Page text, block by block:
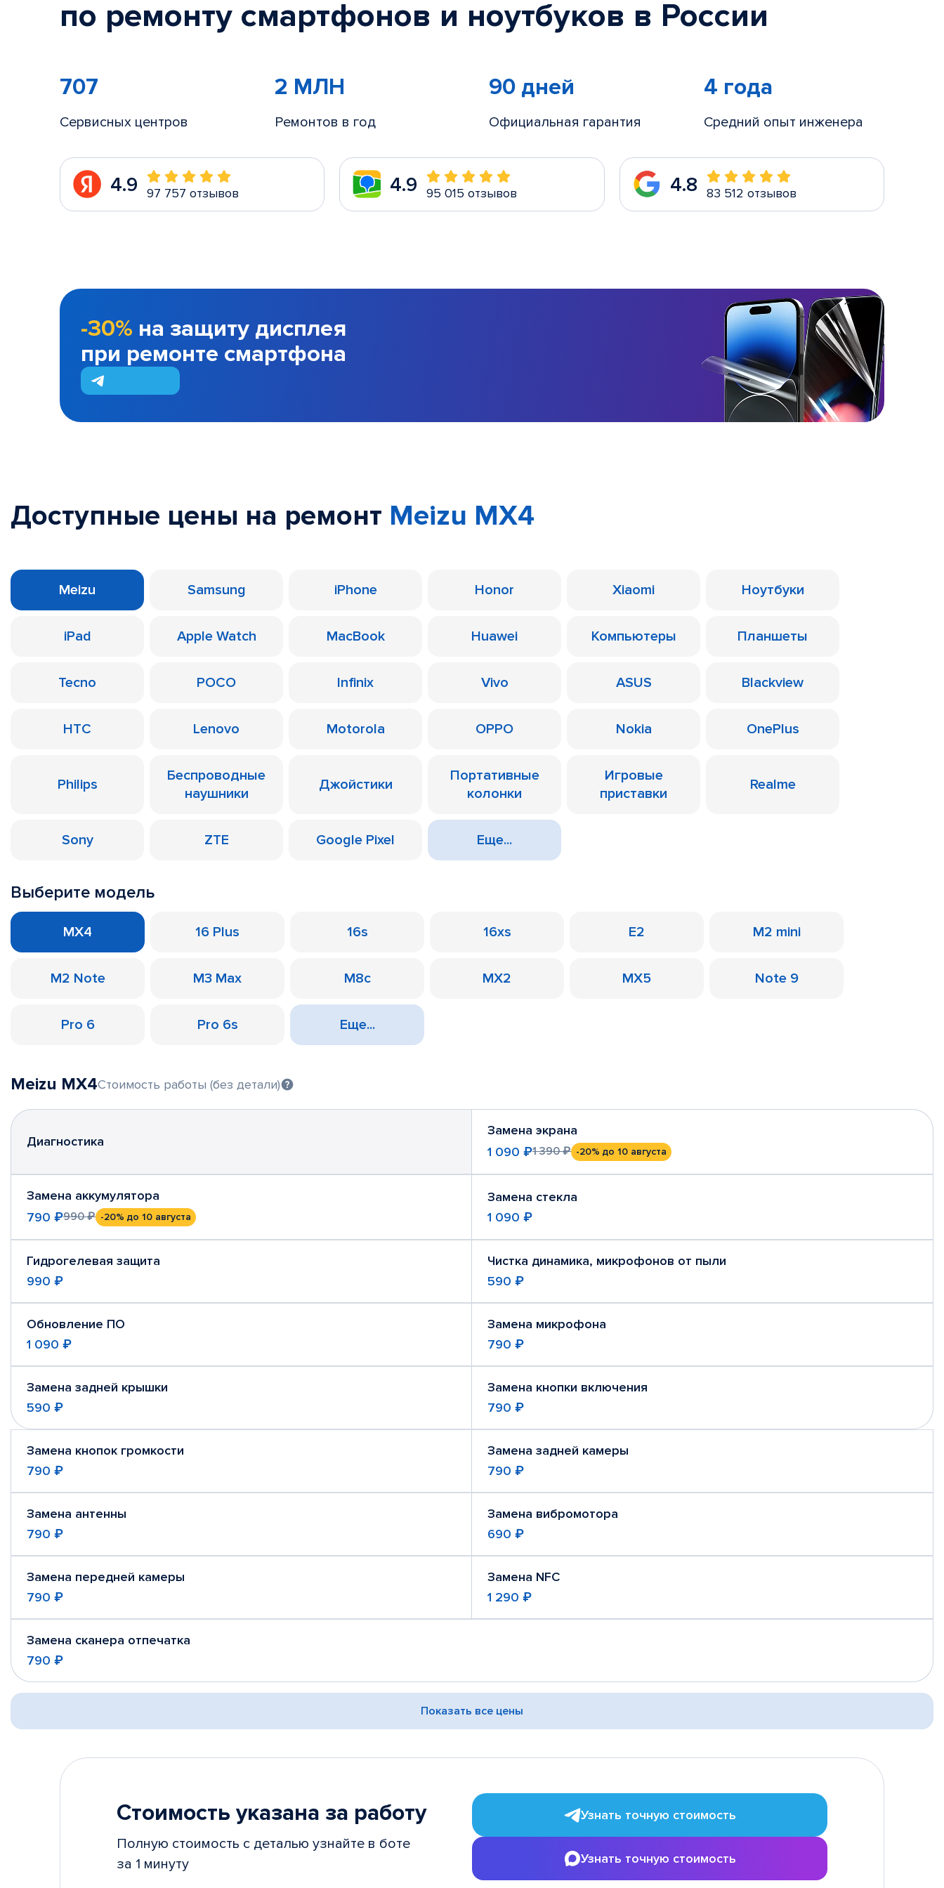
по ремонту смартфонов и ноутбуков в России
707
Сервисных центров
2 МЛН
Ремонтов в год
90 дней
Официальная гарантия
4 года
Средний опыт инженера
4.9 97 757 отзывов 4.9 95 015 отзывов 4.8 83 512 отзывов
-30% на защиту дисплея
при ремонте смартфона
Доступные цены на ремонт Meizu MX4
Meizu Samsung iPhone Honor Xiaomi Ноутбуки
iPad Apple Watch MacBook Huawei Компьютеры Планшеты
Tecno POCO Infinix Vivo ASUS Blackview
HTC Lenovo Motorola OPPO Nokia OnePlus
Philips
Беспроводные
наушники
Джойстики
Портативные
колонки
Игровые
приставки
Realme
Sony ZTE Google Pixel Еще...
Выберите модель
MX4 16 Plus 16s 16xs E2 M2 mini
M2 Note M3 Max M8c MX2 MX5 Note 9
Pro 6 Pro 6s Еще...
Meizu MX4Стоимость работы (без детали)
Диагностика
Замена экрана
1 090 ₽1 390 ₽ -20% до 10 августа
Замена аккумулятора
790 ₽990 ₽ -20% до 10 августа
Замена стекла
1 090 ₽
Гидрогелевая защита
990 ₽
Чистка динамика, микрофонов от пыли
590 ₽
Обновление ПО
1 090 ₽
Замена микрофона
790 ₽
Замена задней крышки
590 ₽
Замена кнопки включения
790 ₽
Замена кнопок громкости
790 ₽
Замена задней камеры
790 ₽
Замена антенны
790 ₽
Замена вибромотора
690 ₽
Замена передней камеры
790 ₽
Замена NFC
1 290 ₽
Замена сканера отпечатка
790 ₽
Показать все цены
Стоимость указана за работу
Полную стоимость с деталью узнайте в боте
за 1 минуту
Узнать точную стоимость
Узнать точную стоимость